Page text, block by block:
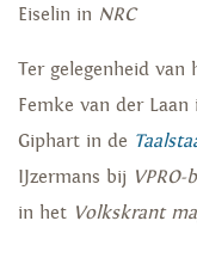
Eiselin in NRC
Ter gelegenheid
Femke van der Laan
Giphart in de
IJzermans bij VPRO-
in het Volkskrant